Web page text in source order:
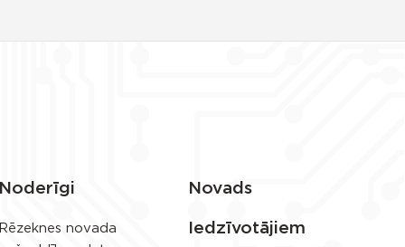
novada
Novads
Iedzīvotājiem